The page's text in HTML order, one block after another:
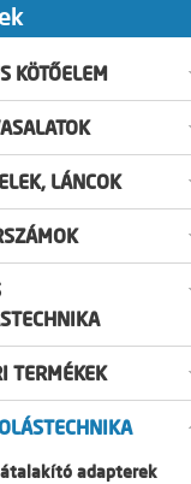
KÖTŐELEM
LÁNCOK
TERMÉKEK
adapterek